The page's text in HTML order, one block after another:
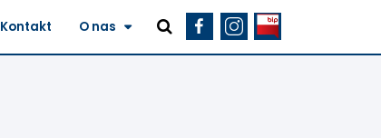
Kontakt O nas